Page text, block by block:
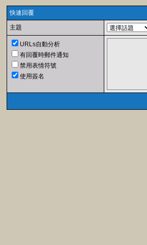
快速回覆
主題
URLs自動分析
有回覆時郵件通知
禁用表情符號
使用簽名